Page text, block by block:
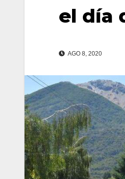
el día
AGO 8, 2020